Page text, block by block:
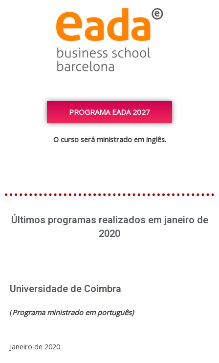
PROGRAMA EADA 2027
O curso será ministrado em inglês.
Últimos programas realizados em janeiro de
2020
Universidade de Coimbra
(Programa ministrado em português)
Janeiro de 2020.